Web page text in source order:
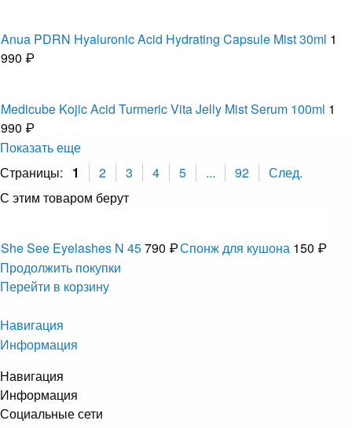
Anua PDRN Hyaluronic Acid Hydrating Capsule Mist 30ml 1
990 ₽
Medicube Kojic Acid Turmeric Vita Jelly Mist Serum 100ml 1
990 ₽
Показать еще
Страницы:
1 2 3 4 5 ... 92
След.
С этим товаром берут
She See Eyelashes N 45790 ₽Спонж для кушона 150 ₽
Продолжить покупки
Перейти в корзину
Навигация
Информация
Навигация
Информация
Социальные сети